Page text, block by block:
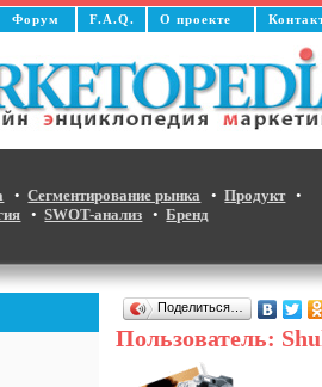
Форум F.A.Q. О проекте
•Сегментирование рынка •Продукт•
•SWOT-анализ •Бренд
Поделиться…
Пользователь: